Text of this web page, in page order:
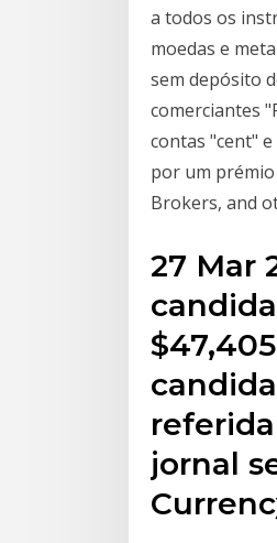
a todos os
moedas e
sem depósito
comerciantes
contas "cent"
por um
Brokers, and
27 Mar
jornal